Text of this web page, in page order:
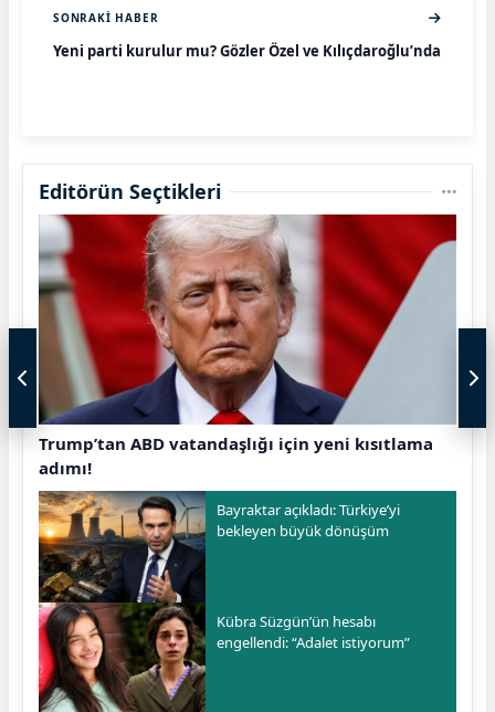
SONRAKI HABER
Yeni parti kurulur mu? Gözler Özel ve Kılıçdaroğlu’nda
Editörün Seçtikleri
Trump’tan ABD vatandaşlığı için yeni kısıtlama
adımı!
Bayraktar açıkladı: Türkiye’yi
bekleyen büyük dönüşüm
Kübra Süzgün’ün hesabı
engellendi: “Adalet istiyorum”